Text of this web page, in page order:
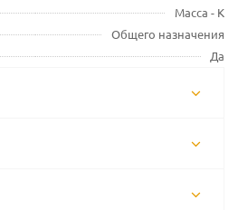
Масса - К
Общего назначения
Да